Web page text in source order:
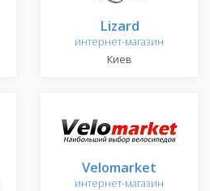
Lizard
интернет-магазин
Киев
Velomarket
интернет-магазин